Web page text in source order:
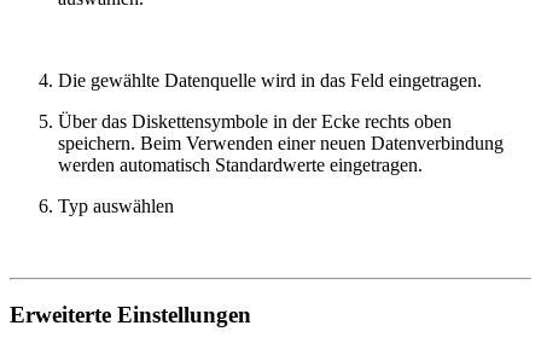
Die gewählte Datenquelle wird in das Feld eingetragen.
Über das Diskettensymbole in der Ecke rechts oben
speichern. Beim Verwenden einer neuen Datenverbindung
werden automatisch Standardwerte eingetragen.
Typ auswählen
Erweiterte Einstellungen